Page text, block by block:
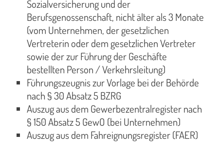
Sozialversicherung und der
Berufsgenossenschaft, nicht älter als 3 Monate
(vom Unternehmen, der gesetzlichen
Vertreterin oder dem gesetzlichen Vertreter
sowie der zur Führung der Geschäfte
bestellten Person / Verkehrsleitung)
Führungszeugnis zur Vorlage bei der Behörde
nach § 30 Absatz 5 BZRG
Auszug aus dem Gewerbezentralregister nach
§ 150 Absatz 5 GewO (bei Unternehmen)
Auszug aus dem Fahreignungsregister (FAER)